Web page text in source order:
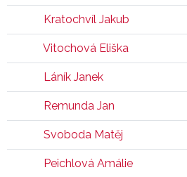
Kratochvíl Jakub
Vitochová Eliška
Láník Janek
Remunda Jan
Svoboda Matěj
Peichlová Amálie